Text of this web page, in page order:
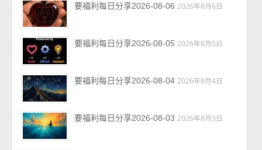
要福利每日分享2026-08-06 2026年8月6日
要福利每日分享2026-08-05 2026年8月5日
要福利每日分享2026-08-04 2026年8月4日
要福利每日分享2026-08-03 2026年8月3日